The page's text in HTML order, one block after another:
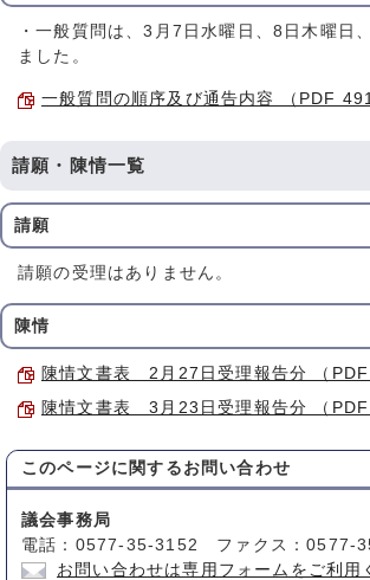
・一般質問は、3月7日水曜日、8日木曜日
ました。
一般質問の順序及び通告内容 （PDF
請願・陳情一覧
請願
請願の受理はありません。
陳情
陳情文書表 2月27日受理報告分 （PDF
陳情文書表 3月23日受理報告分 （PDF
このページに関する お問い合わせ
議会事務局
電話：0577-35-3152 ファクス：0577-
お問い合わせは専用フォームをご利用